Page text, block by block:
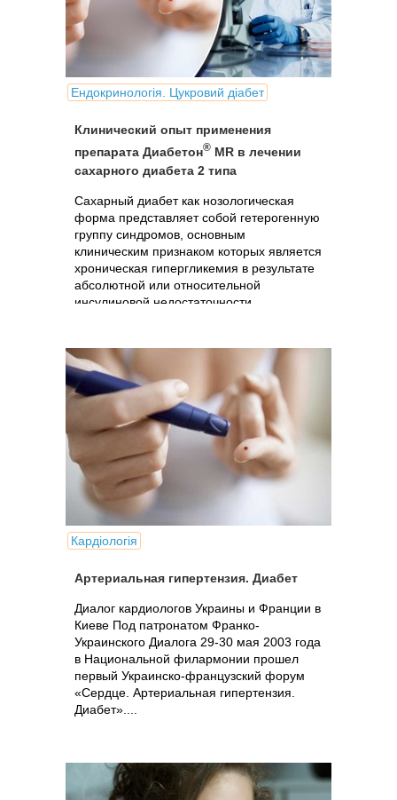
Ендокринологія. Цукровий діабет
Клинический опыт применения
препарата Диабетон® МR в лечении
сахарного диабета 2 типа
Сахарный диабет как нозологическая
форма представляет собой гетерогенную
группу синдромов, основным
клиническим признаком которых является
хроническая гипергликемия в результате
абсолютной или относительной
инсулиновой недостаточности.
Кардіологія
Артериальная гипертензия. Диабет
Диалог кардиологов Украины и Франции в
Киеве Под патронатом Франко-
Украинского Диалога 29-30 мая 2003 года
в Национальной филармонии прошел
первый Украинско-французский форум
«Сердце. Артериальная гипертензия.
Диабет»....